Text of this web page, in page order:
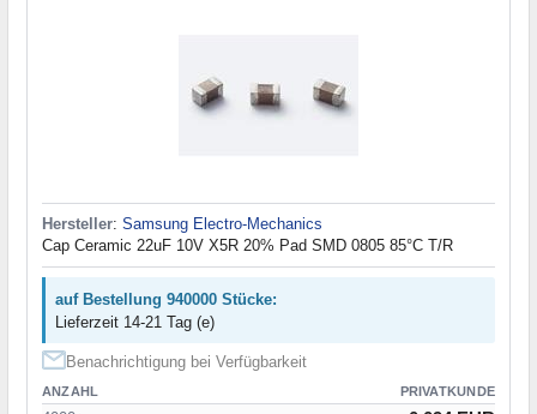
Hersteller: Samsung Electro-Mechanics
Cap Ceramic 22uF 10V X5R 20% Pad SMD 0805 85°C T/R
auf Bestellung 940000 Stücke:
Lieferzeit 14-21 Tag (e)
Benachrichtigung bei Verfügbarkeit
ANZAHL PRIVATKUNDE